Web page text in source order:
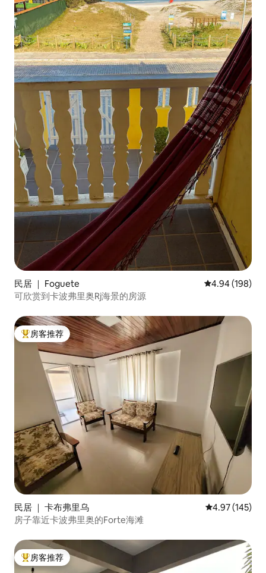
民居 ｜ Foguete 平均评分 4.94
4.94 (198)
可欣赏到卡波弗里奥Rj海景的房源
热门「房客推荐」
房客推荐
民居 ｜ 卡布弗里乌 平均评分 4.97
4.97 (145)
房子靠近卡波弗里奥的Forte海滩
热门「房客推荐」
房客推荐